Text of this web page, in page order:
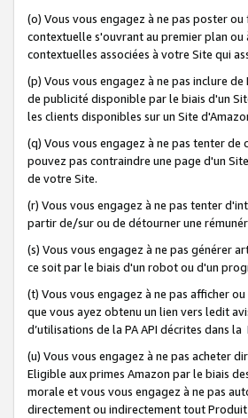
(o) Vous vous engagez à ne pas poster
contextuelle s'ouvrant au premier plan
contextuelles associées à votre Site qui
(p) Vous vous engagez à ne pas inclure
de publicité disponible par le biais d'un
les clients disponibles sur un Site
(q) Vous vous engagez à ne pas tenter de
pouvez pas contraindre une page d'un
de votre Site.
(r) Vous vous engagez à ne pas tenter
partir de/sur ou de détourner une
(s) Vous vous engagez à ne pas générer
ce soit par le biais d'un robot ou d'un
(t) Vous vous engagez à ne pas afficher
que vous ayez obtenu un lien vers ledit
d’utilisations de la PA API décrites dans la
(u) Vous vous engagez à ne pas acheter
Eligible aux primes Amazon par le biais
morale et vous vous engagez à ne pas
directement ou indirectement tout Produit